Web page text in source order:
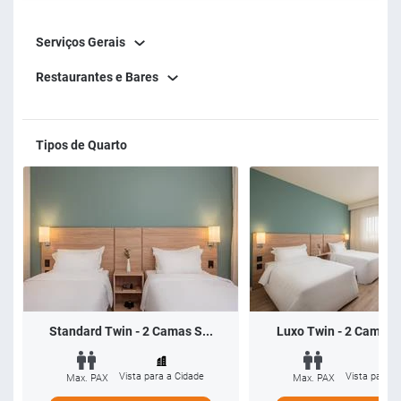
Serviços Gerais
Restaurantes e Bares
Tipos de Quarto
Standard Twin - 2 Camas S...
Max. PAX Vista para a Cidade
Luxo Twin - 2 Camas
Max. PAX Vista para a